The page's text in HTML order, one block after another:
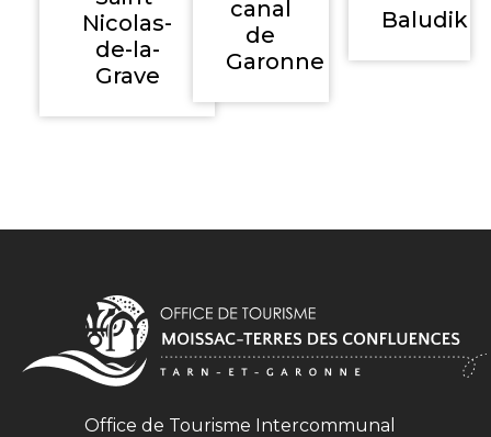
Nicolas-
de-la-
Grave
canal
de
Garonne
Baludik
Office de Tourisme Intercommunal